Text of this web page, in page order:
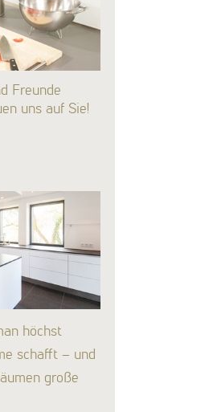
Freunde
uns auf Sie!
höchst
schafft – und
große